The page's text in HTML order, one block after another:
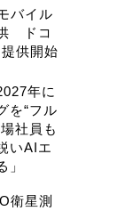
バイル
ドコ
供開始
年に
を“フル
社員も
いAIエ
」
衛星測